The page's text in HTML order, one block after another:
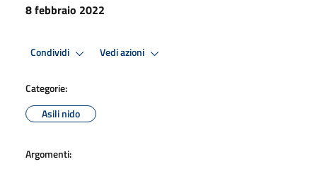
8 febbraio 2022
Condividi Vedi azioni
Categorie:
Asili nido
Argomenti: